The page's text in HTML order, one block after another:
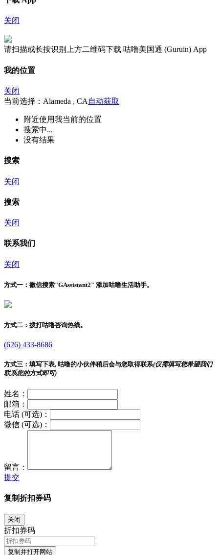
关闭
请扫描或长按识别上方二维码下载 咕噜美国通 (Guruin) App
我的位置
关闭
当前选择：Alameda , CA 自动获取
附近使用我当前的位置
搜索中...
没有结果
搜索
关闭
搜索
关闭
联系我们
关闭
方式一： 微信搜索"GAssistant2" 添加咕噜生活助手。
方式二： 拨打咕噜咨询热线。
(626) 433-8686
方式三： 填写下表, 咕噜的小伙伴稍后会与您取得联系(仅需填写您希望我们
联系您的方式即可)
姓名：
邮箱：
电话 (可选)：
微信 (可选)：
留言：
提交
复制折扣券码
关闭
折扣券码
复制并打开网站